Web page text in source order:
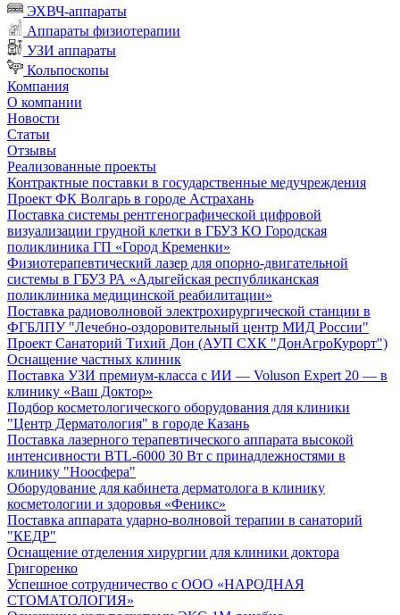
ЭХВЧ-аппараты
Аппараты физиотерапии
УЗИ аппараты
Кольпоскопы
Компания
О компании
Новости
Статьи
Отзывы
Реализованные проекты
Контрактные поставки в государственные медучреждения
Проект ФК Волгарь в городе Астрахань
Поставка системы рентгенографической цифровой
визуализации грудной клетки в ГБУЗ КО Городская
поликлиника ГП «Город Кременки»
Физиотерапевтический лазер для опорно-двигательной
системы в ГБУЗ РА «Адыгейская республиканская
поликлиника медицинской реабилитации»
Поставка радиоволновой электрохирургической станции в
ФГБЛПУ "Лечебно-оздоровительный центр МИД России"
Проект Санаторий Тихий Дон (АУП СХК "ДонАгроКурорт")
Оснащение частных клиник
Поставка УЗИ премиум-класса с ИИ — Voluson Expert 20 — в
клинику «Ваш Доктор»
Подбор косметологического оборудования для клиники
"Центр Дерматология" в городе Казань
Поставка лазерного терапевтического аппарата высокой
интенсивности BTL-6000 30 Вт с принадлежностями в
клинику "Ноосфера"
Оборудование для кабинета дерматолога в клинику
косметологии и здоровья «Феникс»
Поставка аппарата ударно-волновой терапии в санаторий
"КЕДР"
Оснащение отделения хирургии для клиники доктора
Григоренко
Успешное сотрудничество с ООО «НАРОДНАЯ
СТОМАТОЛОГИЯ»